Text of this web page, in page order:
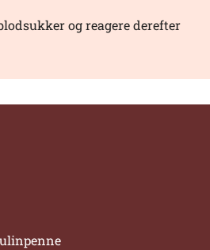
og reagere derefter